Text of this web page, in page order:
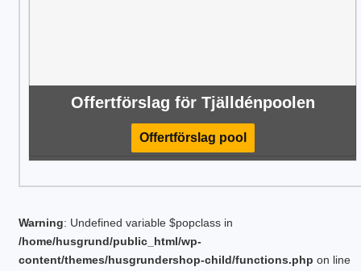
Offertförslag för Tjälldénpoolen
Offertförslag pool
Warning: Undefined variable $popclass in
/home/husgrund/public_html/wp-
content/themes/husgrundershop-child/functions.php on line